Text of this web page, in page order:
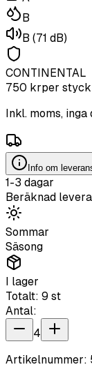
B
B (71 dB)
CONTINENTAL
750 krper styck
Inkl. moms, inga
Info om
1-3 dagar
Beräknad
Sommar
Säsong
I lager
Totalt: 9 st
Antal:
4
Artikelnummer: